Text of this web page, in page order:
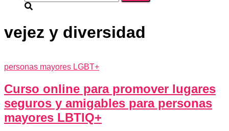
vejez y diversidad
personas mayores LGBT+
Curso online para promover lugares
seguros y amigables para personas
mayores LBTIQ+